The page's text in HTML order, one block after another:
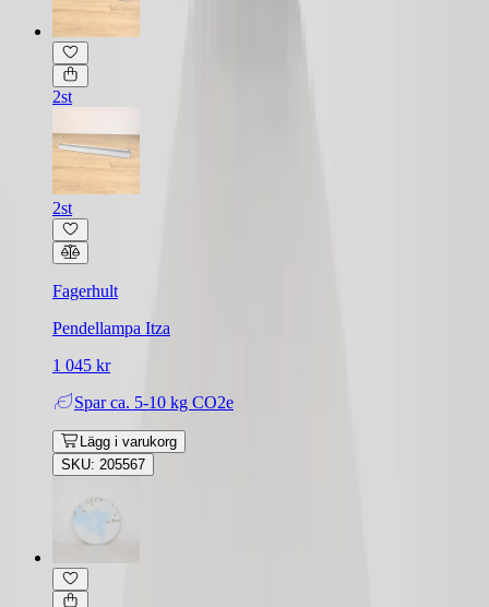
2st
2st
Fagerhult
Pendellampa Itza
1 045 kr
Spar ca. 5-10 kg CO2e
Lägg i varukorg
SKU: 205567